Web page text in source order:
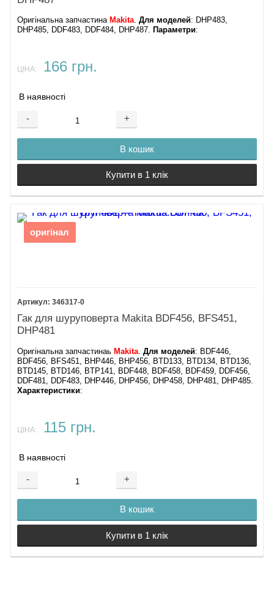
Оригінальна запчастина Makita.Для моделей: DHP483,
DHP485, DDF483, DDF484​, DHP487. Параметри:
ЦІНА: 166 грн.
В наявності
- +
В кошик
Купити в 1 клік
оригінал
346317-0
Гак для шуруповерта Makita BDF456, BFS451,
DHP481
Оригінальна запчастинаь Makita.Для моделей: BDF446,
BDF456, BFS451, BHP446, BHP456, BTD133, BTD134, BTD136,
BTD145, BTD146, BTP141, BDF448, BDF458, BDF459, DDF456,
DDF481, DDF483, DHP446, DHP456, DHP458, DHP481, DHP485​.
Характеристики:
ЦІНА: 115 грн.
В наявності
- +
В кошик
Купити в 1 клік